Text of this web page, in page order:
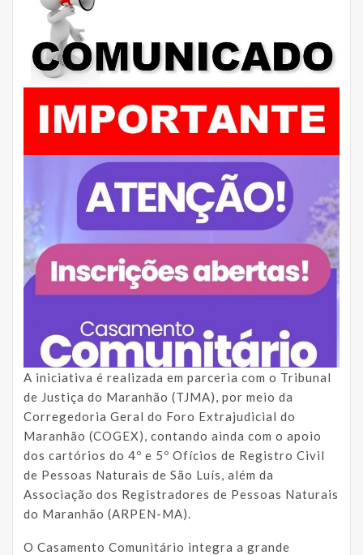
A iniciativa é realizada em parceria com o Tribunal
de Justiça do Maranhão (TJMA), por meio da
Corregedoria Geral do Foro Extrajudicial do
Maranhão (COGEX), contando ainda com o apoio
dos cartórios do 4º e 5º Ofícios de Registro Civil
de Pessoas Naturais de São Luís, além da
Associação dos Registradores de Pessoas Naturais
do Maranhão (ARPEN-MA).
O Casamento Comunitário integra a grande